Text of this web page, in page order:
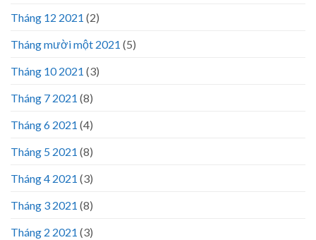
Tháng 12 2021 (2)
Tháng mười một 2021 (5)
Tháng 10 2021 (3)
Tháng 7 2021 (8)
Tháng 6 2021 (4)
Tháng 5 2021 (8)
Tháng 4 2021 (3)
Tháng 3 2021 (8)
Tháng 2 2021 (3)